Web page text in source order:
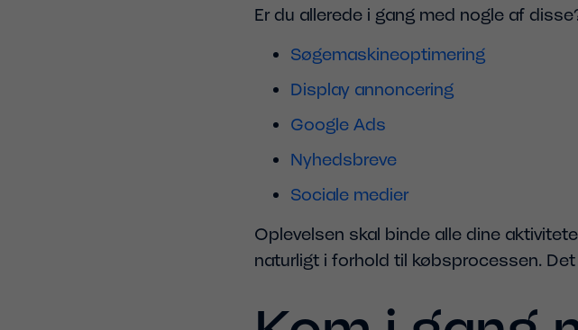
Er du allerede i gang med nogle af
Søgemaskineoptimering
Display annoncering
Google Ads
Nyhedsbreve
Sociale medier
Oplevelsen skal binde alle dine
naturligt i forhold til købsprocessen.